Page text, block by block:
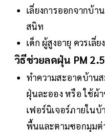
เลี่ยงการออกจากบ้
สนิท
เด็ก ผู้สูงอายุ ควรเลี่
วิธีช่วยลดฝุ่น PM 2.5
ทำความสะอาดบ้าน
ฝุ่นละออง หรือ ใช้ผ้
เฟอร์นิเจอร์ภายใน
พื้นและตามซอกมุมต่